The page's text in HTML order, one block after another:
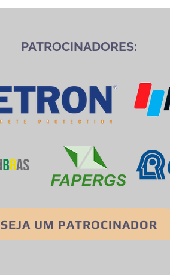
PATROCINADORES:
SEJA UM PATROCINADOR